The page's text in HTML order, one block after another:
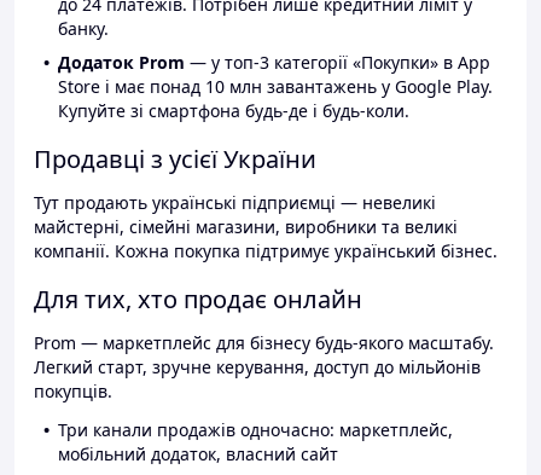
банку.
Додаток Prom — у топ-3 категорії «Покупки» в App
Store і має понад 10 млн завантажень у Google Play.
Купуйте зі смартфона будь-де і будь-коли.
Продавці з усієї України
Тут продають українські підприємці — невеликі
майстерні, сімейні магазини, виробники та великі
компанії. Кожна покупка підтримує український бізнес.
Для тих, хто продає онлайн
Prom — маркетплейс для бізнесу будь-якого масштабу.
Легкий старт, зручне керування, доступ до мільйонів
покупців.
Три канали продажів одночасно: маркетплейс,
мобільний додаток, власний сайт